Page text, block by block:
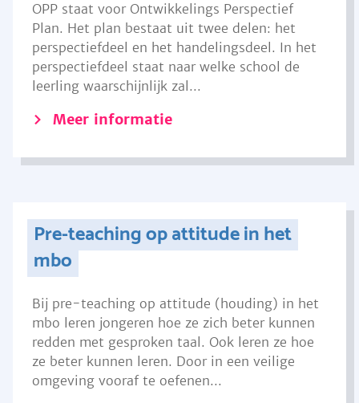
OPP staat voor Ontwikkelings Perspectief
Plan. Het plan bestaat uit twee delen: het
perspectiefdeel en het handelingsdeel. In het
perspectiefdeel staat naar welke school de
leerling waarschijnlijk zal...
Meer informatie
Pre-teaching op attitude in het
mbo
Bij pre-teaching op attitude (houding) in het
mbo leren jongeren hoe ze zich beter kunnen
redden met gesproken taal. Ook leren ze hoe
ze beter kunnen leren. Door in een veilige
omgeving vooraf te oefenen...